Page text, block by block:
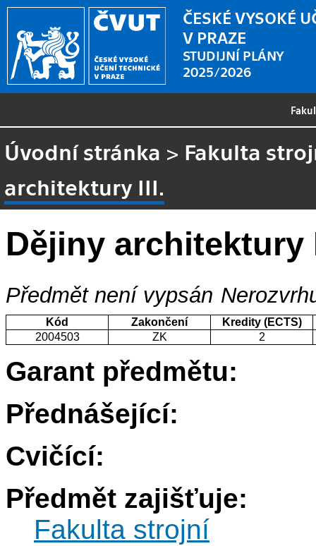
ČESKÉ VYSOKÉ
V PRAZE
STUDIJNÍ PLÁNY
2025/2026
Úvodní stránka > Fakulta
architektury III.
Dějiny architektury
Předmět není vypsán
Kód Zakončení
Kredity (ECTS)
2004503
ZK 2
Garant předmětu:
Přednášející:
Cvičící:
Předmět zajišťuje:
Fakulta strojní